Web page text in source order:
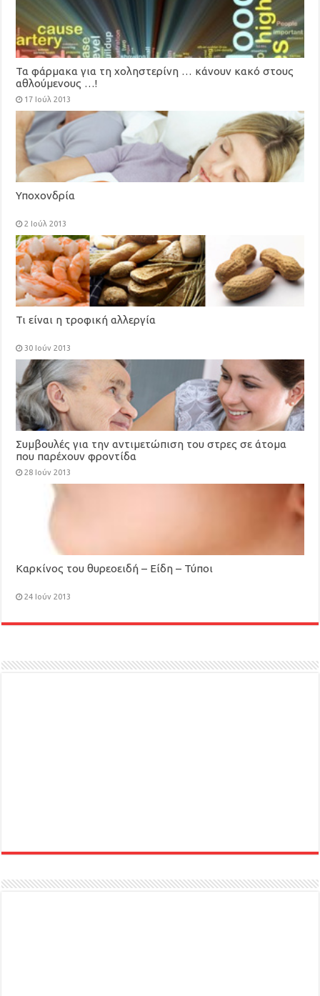
Τα φάρμακα για τη χοληστερίνη … κάνουν κακό στους
αθλούμενους …!
17 Ιούλ 2013
Υποχονδρία
2 Ιούλ 2013
Τι είναι η τροφική αλλεργία
30 Ιούν 2013
Συμβουλές για την αντιμετώπιση του στρες σε άτομα
που παρέχουν φροντίδα
28 Ιούν 2013
Καρκίνος του θυρεοειδή – Είδη – Τύποι
24 Ιούν 2013